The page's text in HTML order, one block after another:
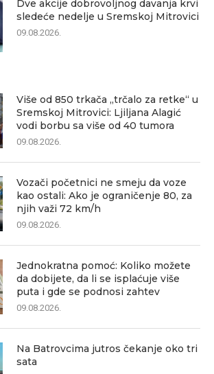
Dve akcije dobrovoljnog davanja krvi
sledeće nedelje u Sremskoj Mitrovici
09.08.2026.
Više od 850 trkača „trčalo za retke“ u
Sremskoj Mitrovici: Ljiljana Alagić
vodi borbu sa više od 40 tumora
09.08.2026.
Vozači početnici ne smeju da voze
kao ostali: Ako je ograničenje 80, za
njih važi 72 km/h
09.08.2026.
Jednokratna pomoć: Koliko možete
da dobijete, da li se isplaćuje više
puta i gde se podnosi zahtev
09.08.2026.
Na Batrovcima jutros čekanje oko tri
sata